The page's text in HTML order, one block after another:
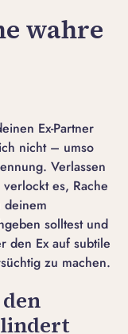
wahre
Ex-Partner
nicht – umso
Verlassen
es, Rache
deinem
solltest und
den Ex auf subtile
zu machen.